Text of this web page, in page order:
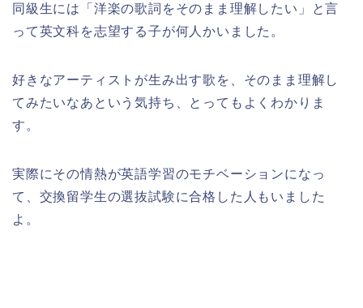
同級生には「洋楽の歌詞をそのまま理解したい」と言
って英文科を志望する子が何人かいました。
好きなアーティストが生み出す歌を、そのまま理解し
てみたいなあという気持ち、とってもよくわかりま
す。
実際にその情熱が英語学習のモチベーションになっ
て、交換留学生の選抜試験に合格した人もいました
よ。